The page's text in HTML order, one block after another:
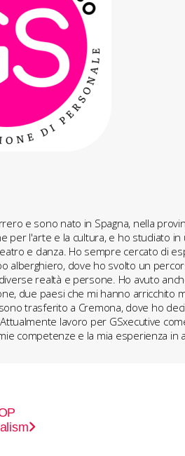
e sono nato in Spagna, nella
per l'arte e la cultura, e ho studiato
e danza. Ho sempre cercato di
alberghiero, dove ho svolto un
realtà e persone. Ho avuto
due paesi che mi hanno arricchito
trasferito a Cremona, dove ho
lavoro per GSxecutive
competenze e la mia esperienza in